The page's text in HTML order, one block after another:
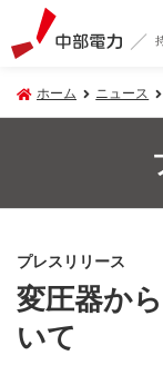
ホーム ニュース
プレスリリース
変圧器か
いて